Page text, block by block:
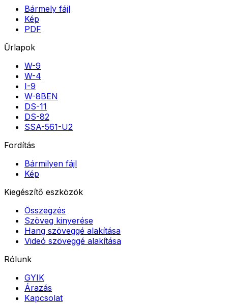
Bármely fájl
Kép
PDF
Űrlapok
W-9
W-4
I-9
W-8BEN
DS-11
DS-82
SSA-561-U2
Fordítás
Bármilyen fájl
Kép
Kiegészítő eszközök
Összegzés
Szöveg kinyerése
Hang szöveggé alakítása
Videó szöveggé alakítása
Rólunk
GYIK
Árazás
Kapcsolat